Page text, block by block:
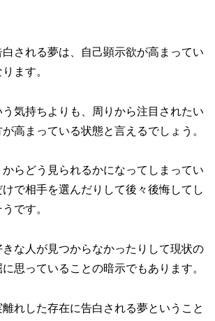
される夢は、自己顕示欲が高まってい
ます。
気持ちよりも、周りから注目されたい
高まっている状態と言えるでしょう。
らどう見られるかになってしまってい
で相手を選んだりして後々後悔してし
です。
きな人が見つからなかったりして現状の
思っていることの暗示でもあります。
れした存在に告白される夢ということ